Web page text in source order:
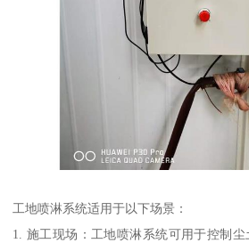
工地喷淋系统适用于以下场景：
1. 施工现场：工地喷淋系统可用于控制